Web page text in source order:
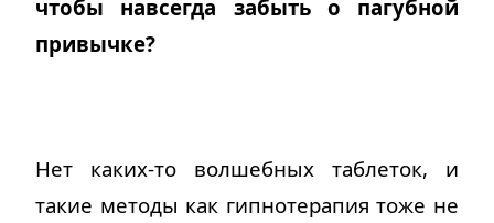
чтобы навсегда забыть о пагубной
привычке?
Нет каких-то волшебных таблеток, и
такие методы как гипнотерапия тоже не